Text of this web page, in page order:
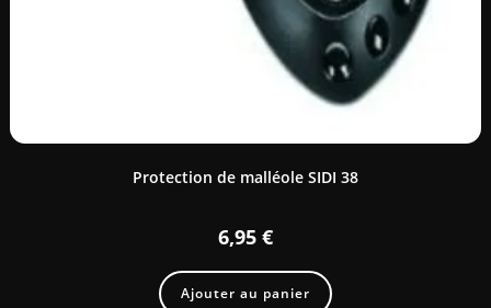
Protection de malléole SIDI 38
6,95 €
Ajouter au panier